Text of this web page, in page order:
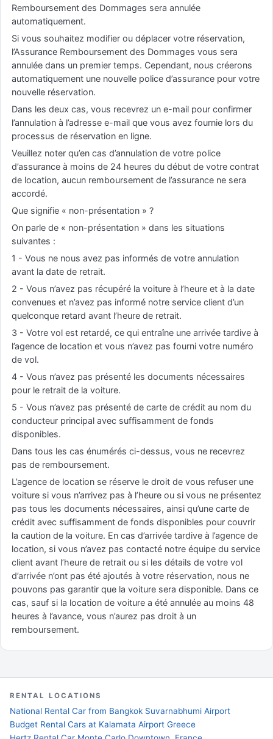
Remboursement des Dommages sera annulée
automatiquement.
Si vous souhaitez modifier ou déplacer votre réservation,
l’Assurance Remboursement des Dommages vous sera
annulée dans un premier temps. Cependant, nous créerons
automatiquement une nouvelle police d’assurance pour votre
nouvelle réservation.
Dans les deux cas, vous recevrez un e-mail pour confirmer
l’annulation à l’adresse e-mail que vous avez fournie lors du
processus de réservation en ligne.
Veuillez noter qu’en cas d’annulation de votre police
d’assurance à moins de 24 heures du début de votre contrat
de location, aucun remboursement de l’assurance ne sera
accordé.
Que signifie « non-présentation » ?
On parle de « non-présentation » dans les situations
suivantes :
1 - Vous ne nous avez pas informés de votre annulation
avant la date de retrait.
2 - Vous n’avez pas récupéré la voiture à l’heure et à la date
convenues et n’avez pas informé notre service client d’un
quelconque retard avant l’heure de retrait.
3 - Votre vol est retardé, ce qui entraîne une arrivée tardive à
l’agence de location et vous n’avez pas fourni votre numéro
de vol.
4 - Vous n’avez pas présenté les documents nécessaires
pour le retrait de la voiture.
5 - Vous n’avez pas présenté de carte de crédit au nom du
conducteur principal avec suffisamment de fonds
disponibles.
Dans tous les cas énumérés ci-dessus, vous ne recevrez
pas de remboursement.
L’agence de location se réserve le droit de vous refuser une
voiture si vous n’arrivez pas à l’heure ou si vous ne présentez
pas tous les documents nécessaires, ainsi qu’une carte de
crédit avec suffisamment de fonds disponibles pour couvrir
la caution de la voiture. En cas d’arrivée tardive à l’agence de
location, si vous n’avez pas contacté notre équipe du service
client avant l’heure de retrait ou si les détails de votre vol
d’arrivée n’ont pas été ajoutés à votre réservation, nous ne
pouvons pas garantir que la voiture sera disponible. Dans ce
cas, sauf si la location de voiture a été annulée au moins 48
heures à l’avance, vous n’aurez pas droit à un
remboursement.
RENTAL LOCATIONS
National Rental Car from Bangkok Suvarnabhumi Airport
Budget Rental Cars at Kalamata Airport Greece